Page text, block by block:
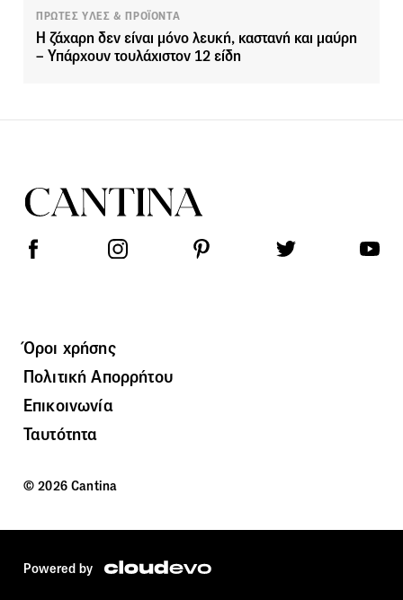
ΠΡΩΤΕΣ ΥΛΕΣ & ΠΡΟΪΟΝΤΑ
Η ζάχαρη δεν είναι μόνο λευκή, καστανή και μαύρη
– Υπάρχουν τουλάχιστον 12 είδη
Όροι χρήσης
Πολιτική Απορρήτου
Επικοινωνία
Ταυτότητα
© 2026 Cantina
Powered by